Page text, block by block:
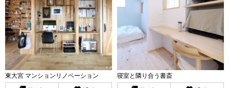
東大宮 マンションリノベーション 寝室と隣り合う書斎